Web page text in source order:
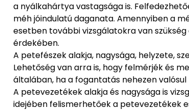
a nyálkahártya vastagsága is.
méh jóindulatú daganata. Amennyiben a
esetben további vizsgálatokra van
érdekében.
A petefészek alakja, nagysága, helyzete,
Lehetőség van arra is, hogy felmérjék és
általában, ha a fogantatás nehezen valósul
A petevezetékek alakja és nagysága is
idejében felismerhetőek a petevezetékek